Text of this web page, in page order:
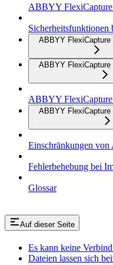
ABBYY FlexiCapture
ABBYY FlexiCapture
ABBYY FlexiCapture
ABBYY FlexiCapture
ABBYY
Einschränkungen
Fehlerbehebung bei
Glossar
Auf dieser Seite
Es kann keine
Dateien lassen sich